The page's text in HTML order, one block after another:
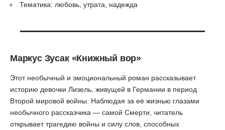
Тематика: любовь, утрата, надежда
Маркус Зусак «Книжный вор»
Этот необычный и эмоциональный роман рассказывает
историю девочки Лизель, живущей в Германии в период
Второй мировой войны. Наблюдая за её жизнью глазами
необычного рассказчика — самой Смерти, читатель
открывает трагедию войны и силу слов, способных